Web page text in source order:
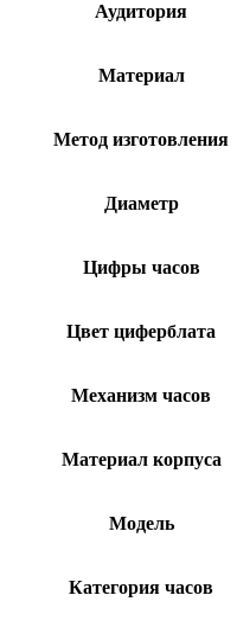
Аудитория
Материал
Метод изготовления
Диаметр
Цифры часов
Цвет циферблата
Механизм часов
Материал корпуса
Модель
Категория часов